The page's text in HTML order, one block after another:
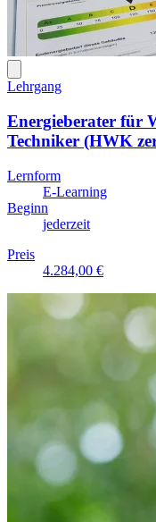
Lehrgang
Energieberater für
Techniker (HWK
Lernform
E-Learning
Beginn
jederzeit
Preis
4.284,00 €